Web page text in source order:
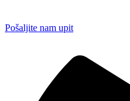
Pošaljite nam upit